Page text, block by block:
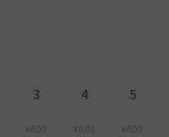
3
¥600
4
¥600
5
¥600